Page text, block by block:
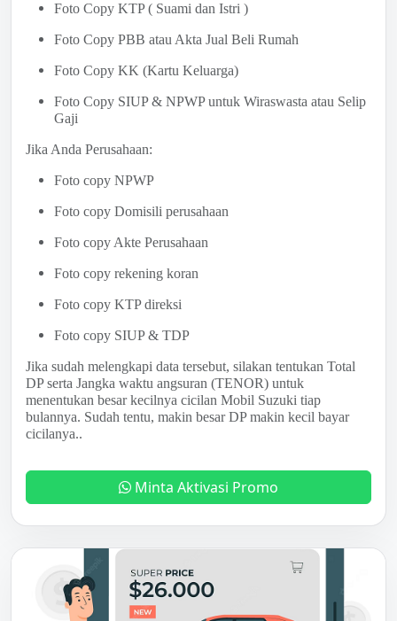
Foto Copy KTP ( Suami dan Istri )
Foto Copy PBB atau Akta Jual Beli Rumah
Foto Copy KK (Kartu Keluarga)
Foto Copy SIUP & NPWP untuk Wiraswasta atau Selip
Gaji
Jika Anda Perusahaan:
Foto copy NPWP
Foto copy Domisili perusahaan
Foto copy Akte Perusahaan
Foto copy rekening koran
Foto copy KTP direksi
Foto copy SIUP & TDP
Jika sudah melengkapi data tersebut, silakan tentukan Total
DP serta Jangka waktu angsuran (TENOR) untuk
menentukan besar kecilnya cicilan Mobil Suzuki tiap
bulannya. Sudah tentu, makin besar DP makin kecil bayar
cicilanya..
Minta Aktivasi Promo